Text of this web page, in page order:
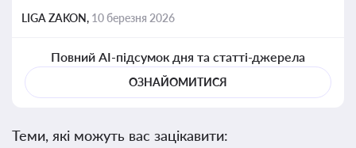
LIGA ZAKON, 10 березня 2026
Повний AI-підсумок дня та статті-джерела
ОЗНАЙОМИТИСЯ
Теми, які можуть вас зацікавити: